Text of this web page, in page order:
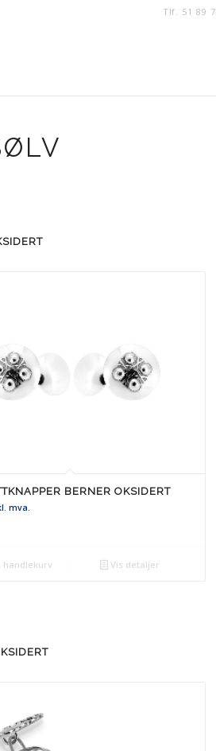
Tlf. 51 89
BERNER OKSIDERT
mva.
handlekurv Vis detaljer